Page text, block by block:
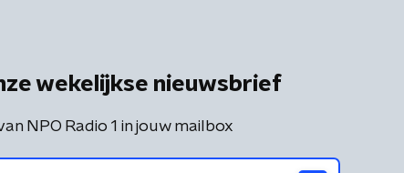
wekelijkse nieuwsbrief
NPO Radio 1 in jouw mailbox